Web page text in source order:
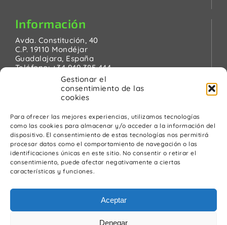
Gestionar el
consentimiento de las
cookies
Para ofrecer las mejores experiencias, utilizamos tecnologías
como las cookies para almacenar y/o acceder a la información del
dispositivo. El consentimiento de estas tecnologías nos permitirá
procesar datos como el comportamiento de navegación o las
identificaciones únicas en este sitio. No consentir o retirar el
consentimiento, puede afectar negativamente a ciertas
características y funciones.
Aceptar
Denegar
Información
Avda. Constitución, 40
C.P. 19110 Mondéjar
Guadalajara, España
Teléfono:+34 949 385 444
pinanson@pinanson.eu
Legal
Política de Privacidad
Advertencia Legal
Política de cookies
Política de calidad y medio ambiente